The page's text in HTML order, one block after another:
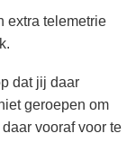
extra telemetrie
dat jij daar
geroepen om
vooraf voor te